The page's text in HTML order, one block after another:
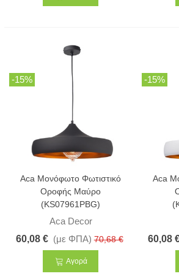
-15%
Aca Μονόφωτο Φωτιστικό
Οροφής Μαύρο
(KS07961PBG)
Aca Decor
60,08 € (με ΦΠΑ) 70,68 €
Αγορά
-15%
Aca
60,08